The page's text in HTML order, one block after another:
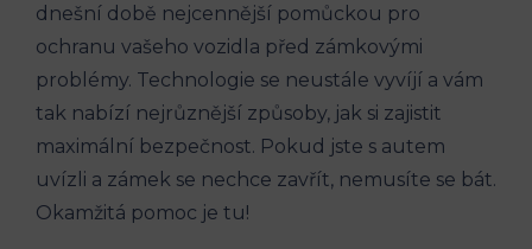
dnešní době nejcennější pomůckou pro
ochranu​ vašeho ⁢vozidla před zámkovými
problémy. Technologie se neustále⁣ vyvíjí a vám
tak nabízí nejrůznější způsoby, jak si zajistit
maximální⁢ bezpečnost. Pokud jste s autem​
uvízli a zámek se ‌nechce zavřít, ⁢nemusíte se bát.
Okamžitá pomoc je⁣ tu!